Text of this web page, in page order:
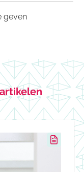
geven